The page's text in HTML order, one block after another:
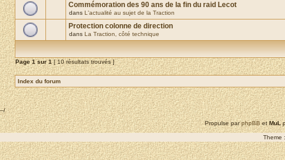
Commémoration des 90 ans de la fin du raid Lecot
dans L'actualité au sujet de la Traction
Protection colonne de direction
dans La Traction, côté technique
Page1sur1[ 10 résultats trouvés ]
Index du forum
--/
Propulse parphpBBetMuL
Theme